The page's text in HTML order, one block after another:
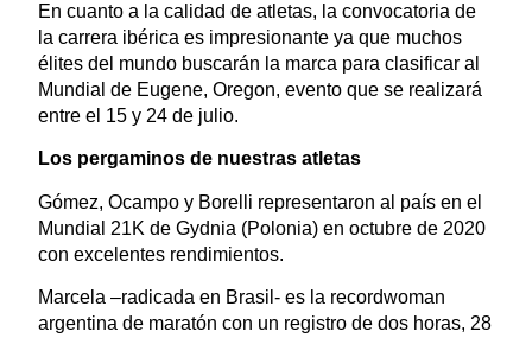
En cuanto a la calidad de atletas, la convocatoria de
la carrera ibérica es impresionante ya que muchos
élites del mundo buscarán la marca para clasificar al
Mundial de Eugene, Oregon, evento que se realizará
entre el 15 y 24 de julio.
Los pergaminos de nuestras atletas
Gómez, Ocampo y Borelli representaron al país en el
Mundial 21K de Gydnia (Polonia) en octubre de 2020
con excelentes rendimientos.
Marcela –radicada en Brasil- es la recordwoman
argentina de maratón con un registro de dos horas, 28